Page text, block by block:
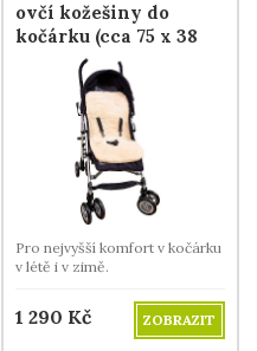
ovčí kožešiny do
kočárku (cca 75 x 38
Pro nejvyšší komfort v kočárku
v létě i v zimě.
1 290 Kč ZOBRAZIT